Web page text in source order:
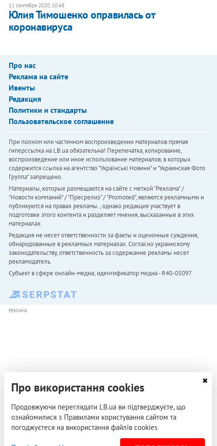
11 сентября 2020, 10:48
Юлия Тимошенко оправилась от
коронавируса
Про нас
Реклама на сайте
Ивенты
Редакция
Политики и стандарты
Пользовательское соглашение
При полном или частичном воспроизведении материалов прямая
гиперссылка на LB.ua обязательна! Перепечатка, копирование,
воспроизведение или иное использование материалов, в которых
содержится ссылка на агентство "Українськi Новини" и "Украинская Фото
Группа" запрещено.
Материалы, которые размещаются на сайте с меткой "Реклама" /
"Новости компаний" / "Пресрелиз" / "Promoted", являются рекламными и
публикуются на правах рекламы. , однако редакция участвует в
подготовке этого контента и разделяет мнения, высказанные в этих
материалах.
Редакция не несет ответственности за факты и оценочные суждения,
обнародованные в рекламных материалах. Согласно украинскому
законодательству, ответственность за содержание рекламы несет
рекламодатель.
Субъект в сфере онлайн-медиа; идентификатор медиа - R40-05097
РЕКЛАМА
Про використання cookies
Продовжуючи переглядати LB.ua ви підтверджуєте, що
ознайомилися з Правилами користування сайтом та
погоджуєтеся на використання файлів cookies